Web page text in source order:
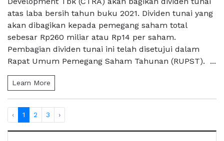
atas laba bersih tahun buku 2021. Dividen tunai yang
akan dibagikan kepada pemegang saham total
sebesar Rp260 miliar atau Rp14 per saham.
Pembagian dividen tunai ini telah disetujui dalam
Rapat Umum Pemegang Saham Tahunan (RUPST). ...
Learn More
‹ 1 2 3 ›